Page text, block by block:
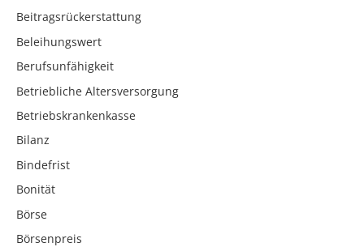
Beitragsrückerstattung
Beleihungswert
Berufsunfähigkeit
Betriebliche Altersversorgung
Betriebskrankenkasse
Bilanz
Bindefrist
Bonität
Börse
Börsenpreis